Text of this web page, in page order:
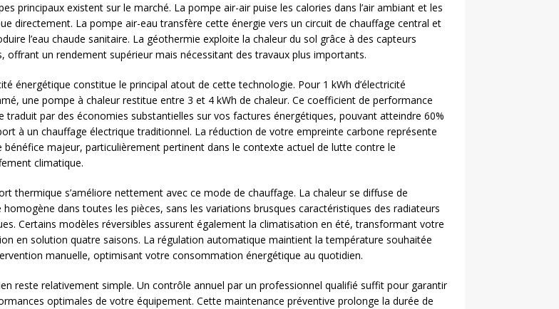
principaux existent sur le marché. La pompe air-air puise les calories dans l’air ambiant et les
directement. La pompe air-eau transfère cette énergie vers un circuit de chauffage central et
l’eau chaude sanitaire. La géothermie exploite la chaleur du sol grâce à des capteurs
offrant un rendement supérieur mais nécessitant des travaux plus importants.
énergétique constitue le principal atout de cette technologie. Pour 1 kWh d’électricité
une pompe à chaleur restitue entre 3 et 4 kWh de chaleur. Ce coefficient de performance
traduit par des économies substantielles sur vos factures énergétiques, pouvant atteindre 60%
à un chauffage électrique traditionnel. La réduction de votre empreinte carbone représente
bénéfice majeur, particulièrement pertinent dans le contexte actuel de lutte contre le
climatique.
thermique s’améliore nettement avec ce mode de chauffage. La chaleur se diffuse de
homogène dans toutes les pièces, sans les variations brusques caractéristiques des radiateurs
Certains modèles réversibles assurent également la climatisation en été, transformant votre
en solution quatre saisons. La régulation automatique maintient la température souhaitée
manuelle, optimisant votre consommation énergétique au quotidien.
reste relativement simple. Un contrôle annuel par un professionnel qualifié suffit pour garantir
optimales de votre équipement. Cette maintenance préventive prolonge la durée de